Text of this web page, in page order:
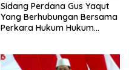
Sidang Perdana Gus Yaqut
Yang Berhubungan Bersama
Perkara Hukum Hukum